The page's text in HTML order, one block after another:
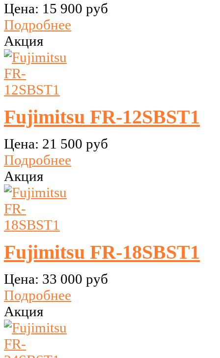
Цена: 15 900 руб
Подробнее
Акция
Fujimitsu FR-12SBST1
Цена: 21 500 руб
Подробнее
Акция
Fujimitsu FR-18SBST1
Цена: 33 000 руб
Подробнее
Акция